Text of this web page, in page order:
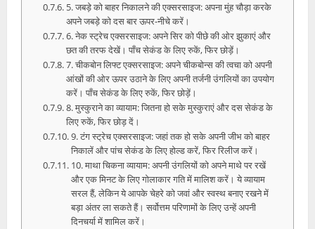
5. जबड़े को बाहर निकालने की एक्सरसाइज: अपना मुंह चौड़ा करके
अपने जबड़े को दस बार ऊपर-नीचे करें।
6. नेक स्ट्रेच एक्सरसाइज: अपने सिर को पीछे की ओर झुकाएं और
छत की तरफ देखें। पाँच सेकंड के लिए रुकें, फिर छोड़ें।
7. चीकबोन लिफ्ट एक्सरसाइज: अपने चीकबोन्स की त्वचा को अपनी
आंखों की ओर ऊपर उठाने के लिए अपनी तर्जनी उंगलियों का उपयोग
करें। पाँच सेकंड के लिए रुकें, फिर छोड़ें।
8. मुस्कुराने का व्यायाम: जितना हो सके मुस्कुराएं और दस सेकंड के
लिए रुकें, फिर छोड़ दें।
9. टंग स्ट्रेच एक्सरसाइज: जहां तक ​​हो सके अपनी जीभ को बाहर
निकालें और पांच सेकंड के लिए होल्ड करें, फिर रिलीज करें।
10. माथा चिकना व्यायाम: अपनी उंगलियों को अपने माथे पर रखें
और एक मिनट के लिए गोलाकार गति में मालिश करें। ये व्‍यायाम
सरल हैं, लेकिन ये आपके चेहरे को जवां और स्‍वस्‍थ बनाए रखने में
बड़ा अंतर ला सकते हैं। सर्वोत्तम परिणामों के लिए उन्हें अपनी
दिनचर्या में शामिल करें।